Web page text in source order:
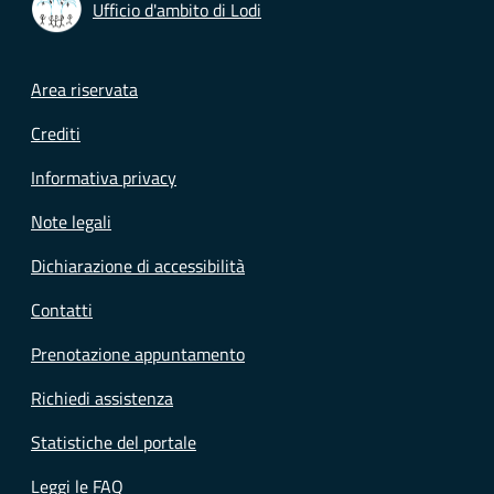
Ufficio d'ambito di Lodi
Footer menu
Area riservata
Crediti
Informativa privacy
Note legali
Dichiarazione di accessibilità
Contatti
Prenotazione appuntamento
Richiedi assistenza
Statistiche del portale
Leggi le FAQ